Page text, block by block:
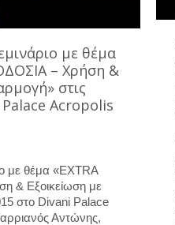
με θέμα
– Χρήση &
στις
Acropolis
με θέμα «EXTRA
& Εξοικείωση με
στο Divani Palace
Αντώνης,